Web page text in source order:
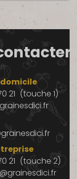
21 (touche 1)
21 (touche 2)